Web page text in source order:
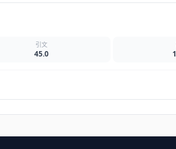
引文
45.0